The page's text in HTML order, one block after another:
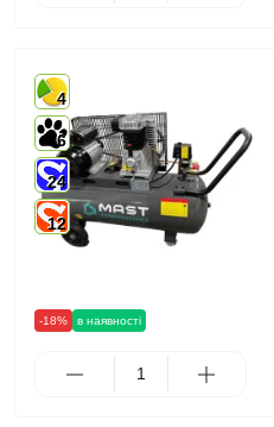
-18% в наявності
4
6
24
12